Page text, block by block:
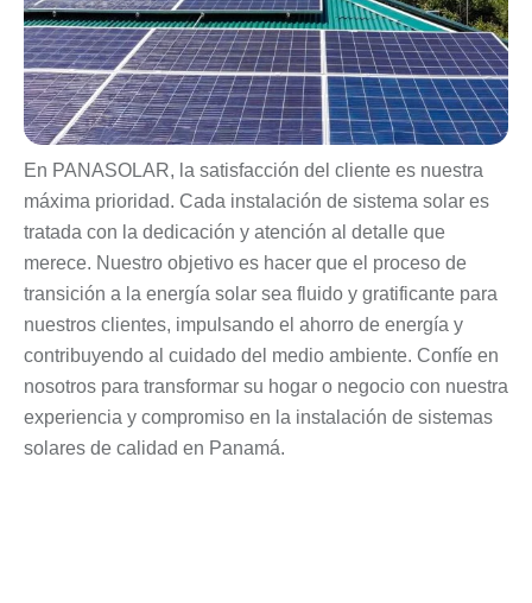
En PANASOLAR, la satisfacción del cliente es nuestra
máxima prioridad. Cada instalación de sistema solar es
tratada con la dedicación y atención al detalle que
merece. Nuestro objetivo es hacer que el proceso de
transición a la energía solar sea fluido y gratificante para
nuestros clientes, impulsando el ahorro de energía y
contribuyendo al cuidado del medio ambiente. Confíe en
nosotros para transformar su hogar o negocio con nuestra
experiencia y compromiso en la instalación de sistemas
solares de calidad en Panamá.